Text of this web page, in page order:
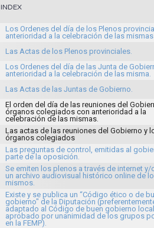
INDEX
Los Ordenes del día de los Plenos
anterioridad a la celebración de las
Las Actas de los Plenos provinciales.
Los Ordenes del día de las Junta de
anterioridad a la celebración de las misma.
Las Actas de las Juntas de Gobierno.
El orden del día de las reuniones del
órganos colegiados con anterioridad a la
celebración de las mismas.
Las actas de las reuniones del Gobierno y
órganos colegiados
Las preguntas de control, emitidas al
parte de la oposición.
Se emiten los plenos a través de internet y/
un archivo audiovisual histórico online de
mismos.
Existe y se publica un “Código ético o de
gobierno" de la Diputación
adaptado al Código de buen gobierno local
aprobado por unanimidad de los grupos
en la FEMP).